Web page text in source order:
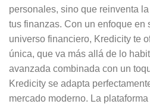
personales, sino que reinventa
tus finanzas. Con un enfoque en
universo financiero, Kredicity te
única, que va más allá de lo
avanzada combinada con un
Kredicity se adapta
mercado moderno. La